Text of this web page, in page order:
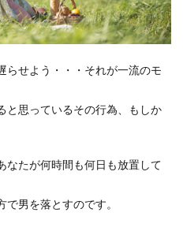
らせよう・・・それが一流のモ
と思っているその行為、もしか
なたが何時間も何日も放置して
男を落とすのです。